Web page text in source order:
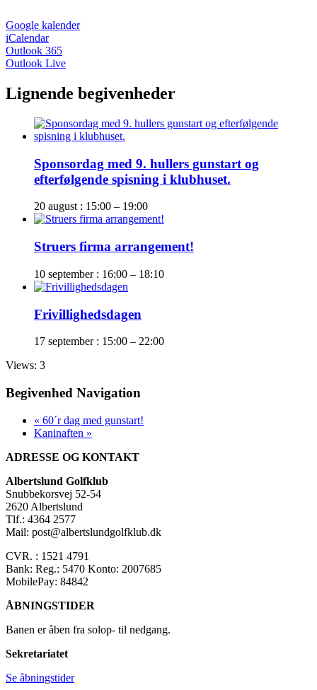
Google kalender
iCalendar
Outlook 365
Outlook Live
Lignende begivenheder
Sponsordag med 9. hullers gunstart og
efterfølgende spisning i klubhuset.
20 august : 15:00 – 19:00
Struers firma arrangement!
10 september : 16:00 – 18:10
Frivillighedsdagen
17 september : 15:00 – 22:00
Views: 3
Begivenhed Navigation
« 60´r dag med gunstart!
Kaninaften »
ADRESSE OG KONTAKT
Albertslund Golfklub
Snubbekorsvej 52-54
2620 Albertslund
Tlf.: 4364 2577
Mail: post@albertslundgolfklub.dk
CVR. : 1521 4791
Bank: Reg.: 5470 Konto: 2007685
MobilePay: 84842
ÅBNINGSTIDER
Banen er åben fra solop- til nedgang.
Sekretariatet
Se åbningstider